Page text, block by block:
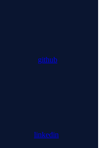
github
linkedin